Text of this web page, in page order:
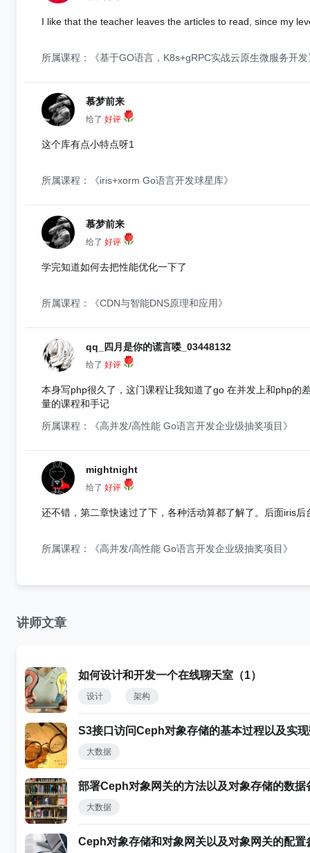
I like that the teacher leaves the articles to read, since my
所属课程：《基于GO语言，K8s+gRPC实战云原生微服务开发
慕梦前来
给了 好评
这个库有点小特点呀1
所属课程：《iris+xorm Go语言开发球星库》
慕梦前来
给了 好评
学完知道如何去把性能优化一下了
所属课程：《CDN与智能DNS原理和应用》
qq_四月是你的谎言喽_03448132
给了 好评
本身写php很久了，这门课程让我知道了go 在并发上和php的
量的课程和手记
所属课程：《高并发/高性能 Go语言开发企业级抽奖项目》
mightnight
给了 好评
还不错，第二章快速过了下，各种活动算都了解了。后面iris
所属课程：《高并发/高性能 Go语言开发企业级抽奖项目》
讲师文章
如何设计和开发一个在线聊天室（1）
设计 架构
S3接口访问Ceph对象存储的基本过程以及实
大数据
部署Ceph对象网关的方法以及对象存储的数据
大数据
Ceph对象存储和对象网关以及对象网关的配置